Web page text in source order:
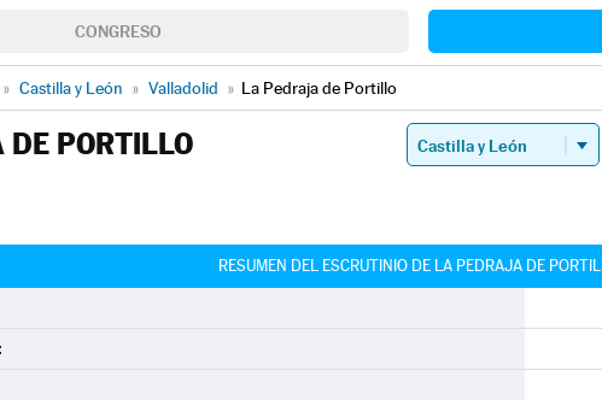
CONGRESO
» Castilla y León » Valladolid » La Pedraja de Portillo
PORTILLO
RESUMEN DEL ESCRUTINIO DE LA PEDRAJA DE